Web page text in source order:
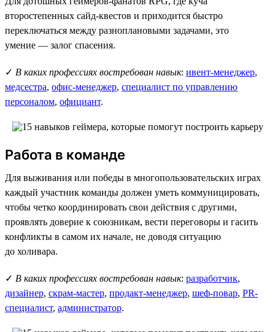
второстепенных сайд-квестов и приходится быстро
переключаться между разноплановыми задачами, это
умение — залог спасения.
✓ В каких профессиях востребован навык: ивент-менеджер,
медсестра, офис-менеджер, специалист по управлению
персоналом, официант.
Работа в команде
Для выживания или победы в многопользовательских играх
каждый участник команды должен уметь коммуницировать,
чтобы четко координировать свои действия с другими,
проявлять доверие к союзникам, вести переговоры и гасить
конфликты в самом их начале, не доводя ситуацию
до холивара.
✓ В каких профессиях востребован навык: разработчик,
дизайнер, скрам-мастер, продакт-менеджер, шеф-повар, PR-
специалист, администратор.